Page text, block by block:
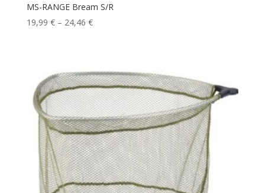
MS-RANGE Bream S/R
19,99 € – 24,46 €Price
24,46 €